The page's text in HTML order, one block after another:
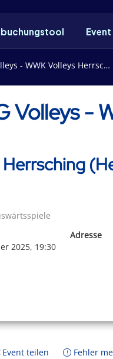
- WWK Volleys Herrsching (3:0)
Volleys -
2025, 19:30
Adresse
Event teilen Fehler